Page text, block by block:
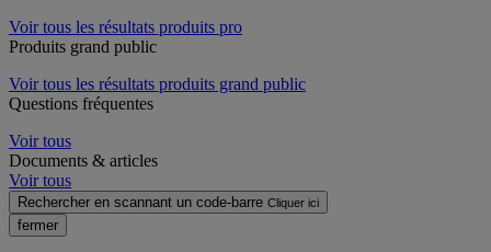
Voir tous les résultats produits pro
Produits grand public
Voir tous les résultats produits grand public
Questions fréquentes
Voir tous
Documents & articles
Voir tous
Rechercher en scannant un code-barre Cliquer ici
fermer